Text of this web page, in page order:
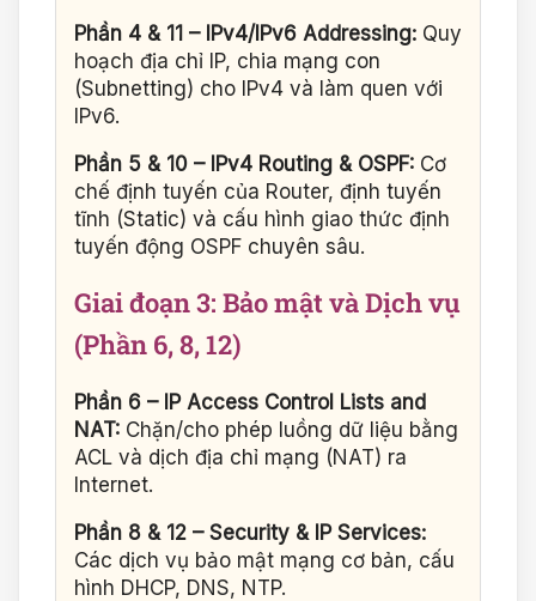
Phần 4 & 11 – IPv4/IPv6 Addressing: Quy
hoạch địa chỉ IP, chia mạng con
(Subnetting) cho IPv4 và làm quen với
IPv6.
Phần 5 & 10 – IPv4 Routing & OSPF: Cơ
chế định tuyến của Router, định tuyến
tĩnh (Static) và cấu hình giao thức định
tuyến động OSPF chuyên sâu.
Giai đoạn 3: Bảo mật và Dịch vụ
(Phần 6, 8, 12)
Phần 6 – IP Access Control Lists and
NAT: Chặn/cho phép luồng dữ liệu bằng
ACL và dịch địa chỉ mạng (NAT) ra
Internet.
Phần 8 & 12 – Security & IP Services:
Các dịch vụ bảo mật mạng cơ bản, cấu
hình DHCP, DNS, NTP.